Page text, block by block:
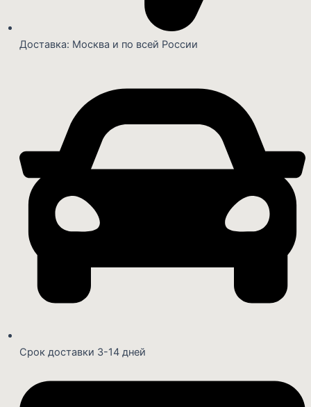
Доставка: Москва и по всей России
Срок доставки 3-14 дней